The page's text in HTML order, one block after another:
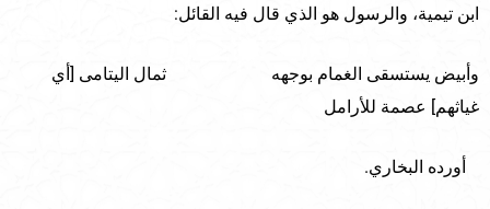
ابن تيمية، والرسول هو الذي قال فيه القائل:
وأبيض يستسقى الغمام بوجهه ثمال اليتامى [أي
غياثهم] عصمة للأرامل
أورده البخاري.